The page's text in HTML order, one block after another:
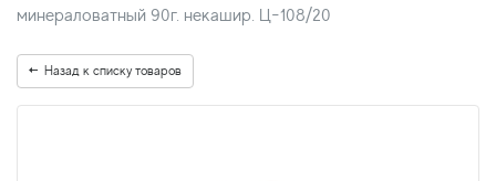
минераловатный 90г. некашир. Ц-108/20
Назад к списку товаров